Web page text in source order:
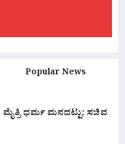
Popular News
ಧರ್ಮ ಮನದಟ್ಟು: ಸಚಿವ